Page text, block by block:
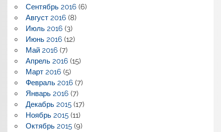
Сентябрь 2016(6)
Август 2016(8)
Июль 2016(3)
Июнь 2016(12)
Май 2016(7)
Апрель 2016(15)
Март 2016(5)
Февраль 2016(7)
Январь 2016(7)
Декабрь 2015(17)
Ноябрь 2015(11)
Октябрь 2015(9)